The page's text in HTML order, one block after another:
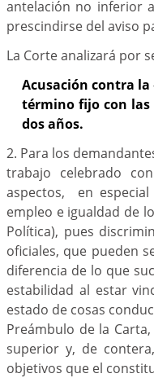
antelación no inferior
prescindirse del aviso
La Corte analizará por
Acusación contra
término fijo con las
dos años.
2. Para los
trabajo celebrado
aspectos, en
empleo e igualdad de
Política), pues
oficiales, que pueden
diferencia de lo que
estabilidad al estar
estado de cosas
Preámbulo de la
superior y, de
objetivos que el